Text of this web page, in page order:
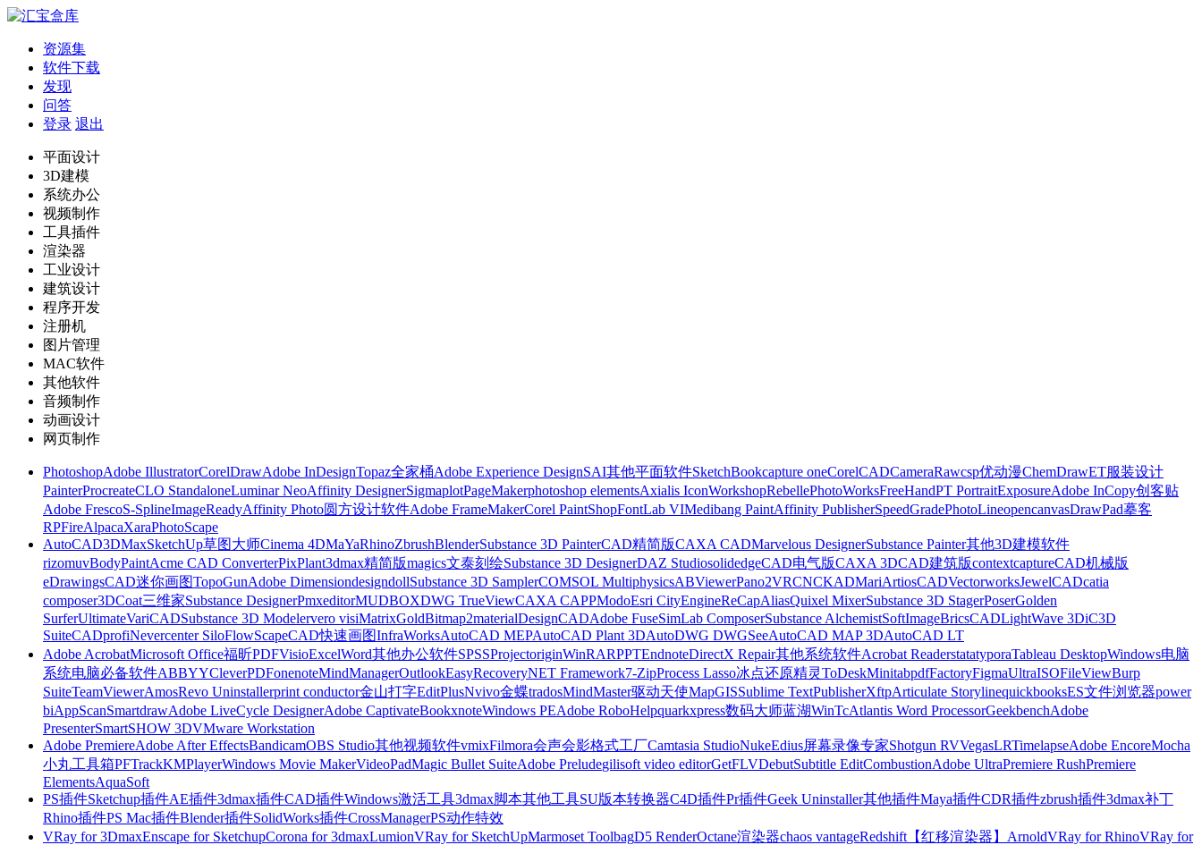
资源集
软件下载
发现
问答
登录 退出
平面设计
3D建模
系统办公
视频制作
工具插件
渲染器
工业设计
建筑设计
程序开发
注册机
图片管理
MAC软件
其他软件
音频制作
动画设计
网页制作
PhotoshopAdobe IllustratorCorelDrawAdobe InDesignTopaz全家桶Adobe Experience DesignSAI其他平面软件SketchBookcapture oneCorelCADCameraRawcsp优动漫ChemDrawET服装设计
PainterProcreateCLO StandaloneLuminar NeoAffinity DesignerSigmaplotPageMakerphotoshop elementsAxialis IconWorkshopRebellePhotoWorksFreeHandPT PortraitExposureAdobe InCopy创客贴
Adobe FrescoS-SplineImageReadyAffinity Photo圆方设计软件Adobe FrameMakerCorel PaintShopFontLab VIMedibang PaintAffinity PublisherSpeedGradePhotoLineopencanvasDrawPad摹客
RPFireAlpacaXaraPhotoScape
AutoCAD3DMaxSketchUp草图大师Cinema 4DMaYaRhinoZbrushBlenderSubstance 3D PainterCAD精简版CAXA CADMarvelous DesignerSubstance Painter其他3D建模软件
rizomuvBodyPaintAcme CAD ConverterPixPlant3dmax精简版magics文泰刻绘Substance 3D DesignerDAZ StudiosolidedgeCAD电气版CAXA 3DCAD建筑版contextcaptureCAD机械版
eDrawingsCAD迷你画图TopoGunAdobe DimensiondesigndollSubstance 3D SamplerCOMSOL MultiphysicsABViewerPano2VRCNCKADMariArtiosCADVectorworksJewelCADcatia
composer3DCoat三维家Substance DesignerPmxeditorMUDBOXDWG TrueViewCAXA CAPPModoEsri CityEngineReCapAliasQuixel MixerSubstance 3D StagerPoserGolden
SurferUltimateVariCADSubstance 3D Modelervero visiMatrixGoldBitmap2materialDesignCADAdobe FuseSimLab ComposerSubstance AlchemistSoftImageBricsCADLightWave 3DiC3D
SuiteCADprofiNevercenter SiloFlowScapeCAD快速画图InfraWorksAutoCAD MEPAutoCAD Plant 3DAutoDWG DWGSeeAutoCAD MAP 3DAutoCAD LT
Adobe AcrobatMicrosoft Office福昕PDFVisioExcelWord其他办公软件SPSSProjectoriginWinRARPPTEndnoteDirectX Repair其他系统软件Acrobat ReaderstatatyporaTableau DesktopWindows电脑
系统电脑必备软件ABBYYCleverPDFonenoteMindManagerOutlookEasyRecoveryNET Framework7-ZipProcess Lasso冰点还原精灵ToDeskMinitabpdfFactoryFigmaUltraISOFileViewBurp
SuiteTeamViewerAmosRevo Uninstallerprint conductor金山打字EditPlusNvivo金蝶tradosMindMaster驱动天使MapGISSublime TextPublisherXftpArticulate StorylinequickbooksES文件浏览器power
biAppScanSmartdrawAdobe LiveCycle DesignerAdobe CaptivateBookxnoteWindows PEAdobe RoboHelpquarkxpress数码大师蓝湖WinTcAtlantis Word ProcessorGeekbenchAdobe
PresenterSmartSHOW 3DVMware Workstation
Adobe PremiereAdobe After EffectsBandicamOBS Studio其他视频软件vmixFilmora会声会影格式工厂Camtasia StudioNukeEdius屏幕录像专家Shotgun RVVegasLRTimelapseAdobe EncoreMocha
小丸工具箱PFTrackKMPlayerWindows Movie MakerVideoPadMagic Bullet SuiteAdobe Preludegilisoft video editorGetFLVDebutSubtitle EditCombustionAdobe UltraPremiere RushPremiere
ElementsAquaSoft
PS插件Sketchup插件AE插件3dmax插件CAD插件Windows激活工具3dmax脚本其他工具SU版本转换器C4D插件Pr插件Geek Uninstaller其他插件Maya插件CDR插件zbrush插件3dmax补丁
Rhino插件PS Mac插件Blender插件SolidWorks插件CrossManagerPS动作特效
VRay for 3DmaxEnscape for SketchupCorona for 3dmaxLumionVRay for SketchUpMarmoset ToolbagD5 RenderOctane渲染器chaos vantageRedshift【红移渲染器】 ArnoldVRay for RhinoVRay for